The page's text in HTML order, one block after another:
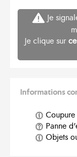
Je
Je clique sur
Informations
Panne
Objets